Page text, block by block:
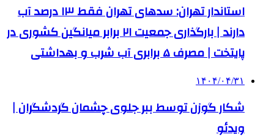
استاندار تهران: سدهای تهران فقط ۱۳ درصد آب
دارند | بارگذاری جمعیت ۲۱ برابر میانگین کشوری در
پایتخت | مصرف ۵ برابری آب شرب و بهداشتی
۱۴۰۴/۰۴/۳۱
شکار گوزن توسط ببر جلوی چشمان گردشگران |
ویدئو